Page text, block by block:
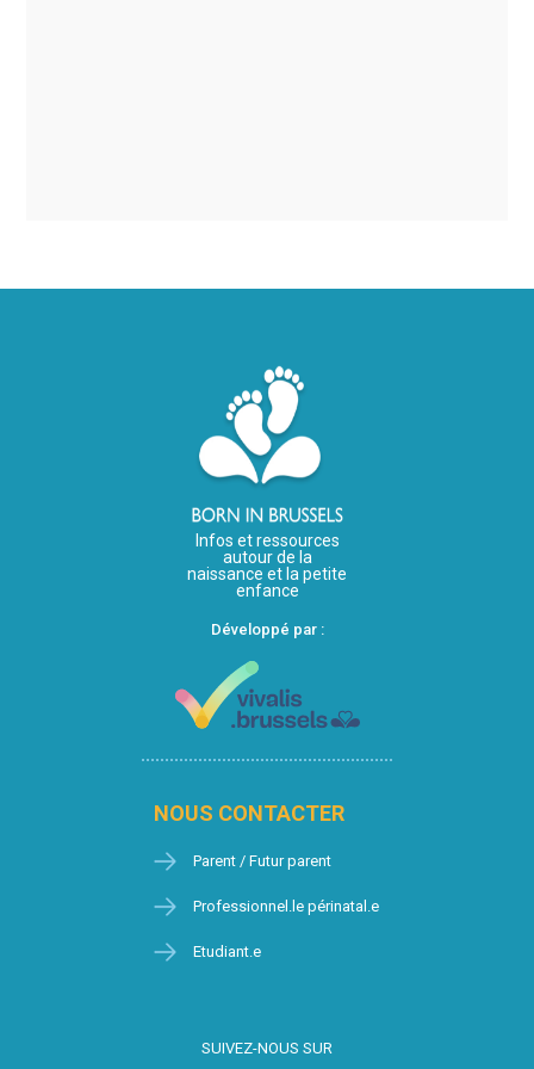
Infos et ressources
autour de la
naissance et la petite
enfance
Développé par :
NOUS CONTACTER
Parent / Futur parent
Professionnel.le périnatal.e
Etudiant.e
SUIVEZ-NOUS SUR